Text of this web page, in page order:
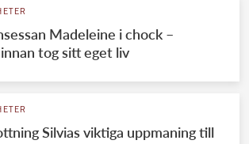
KUNGAHUS
Svenska kungahuset
Brittiska kungahuset
Danska kungahuset
REDAKTION
Madeleine i chock –
tog sitt eget liv
Silvias viktiga uppmaning till